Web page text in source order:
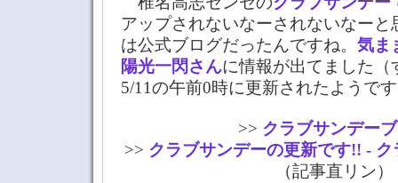
アップされないなーされないなー
は公式ブログだったんですね。 気ま
陽光一閃さんに情報が出てました（
5/11の午前0時に更新されたようで
>> クラブサンデー
>> クラブサンデーの更新です!! -
（記事直リン）